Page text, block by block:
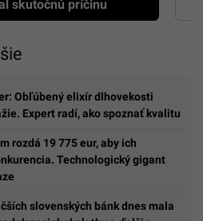
skutočnú príčinu
Obľúbený elixír dlhovekosti
Expert radí, ako spoznať kvalitu
rozdá 19 775 eur, aby ich
Technologický gigant
slovenských bánk dnes mala